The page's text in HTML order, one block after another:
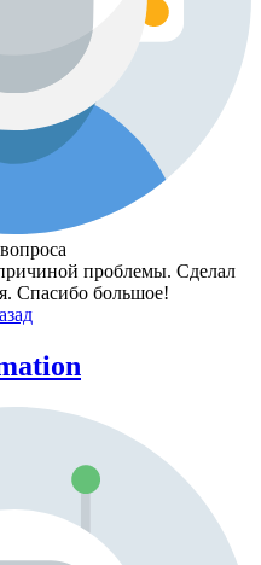
проблемы. Сделал
Спасибо большое!